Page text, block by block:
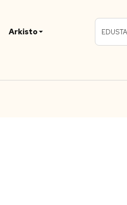
Arkisto